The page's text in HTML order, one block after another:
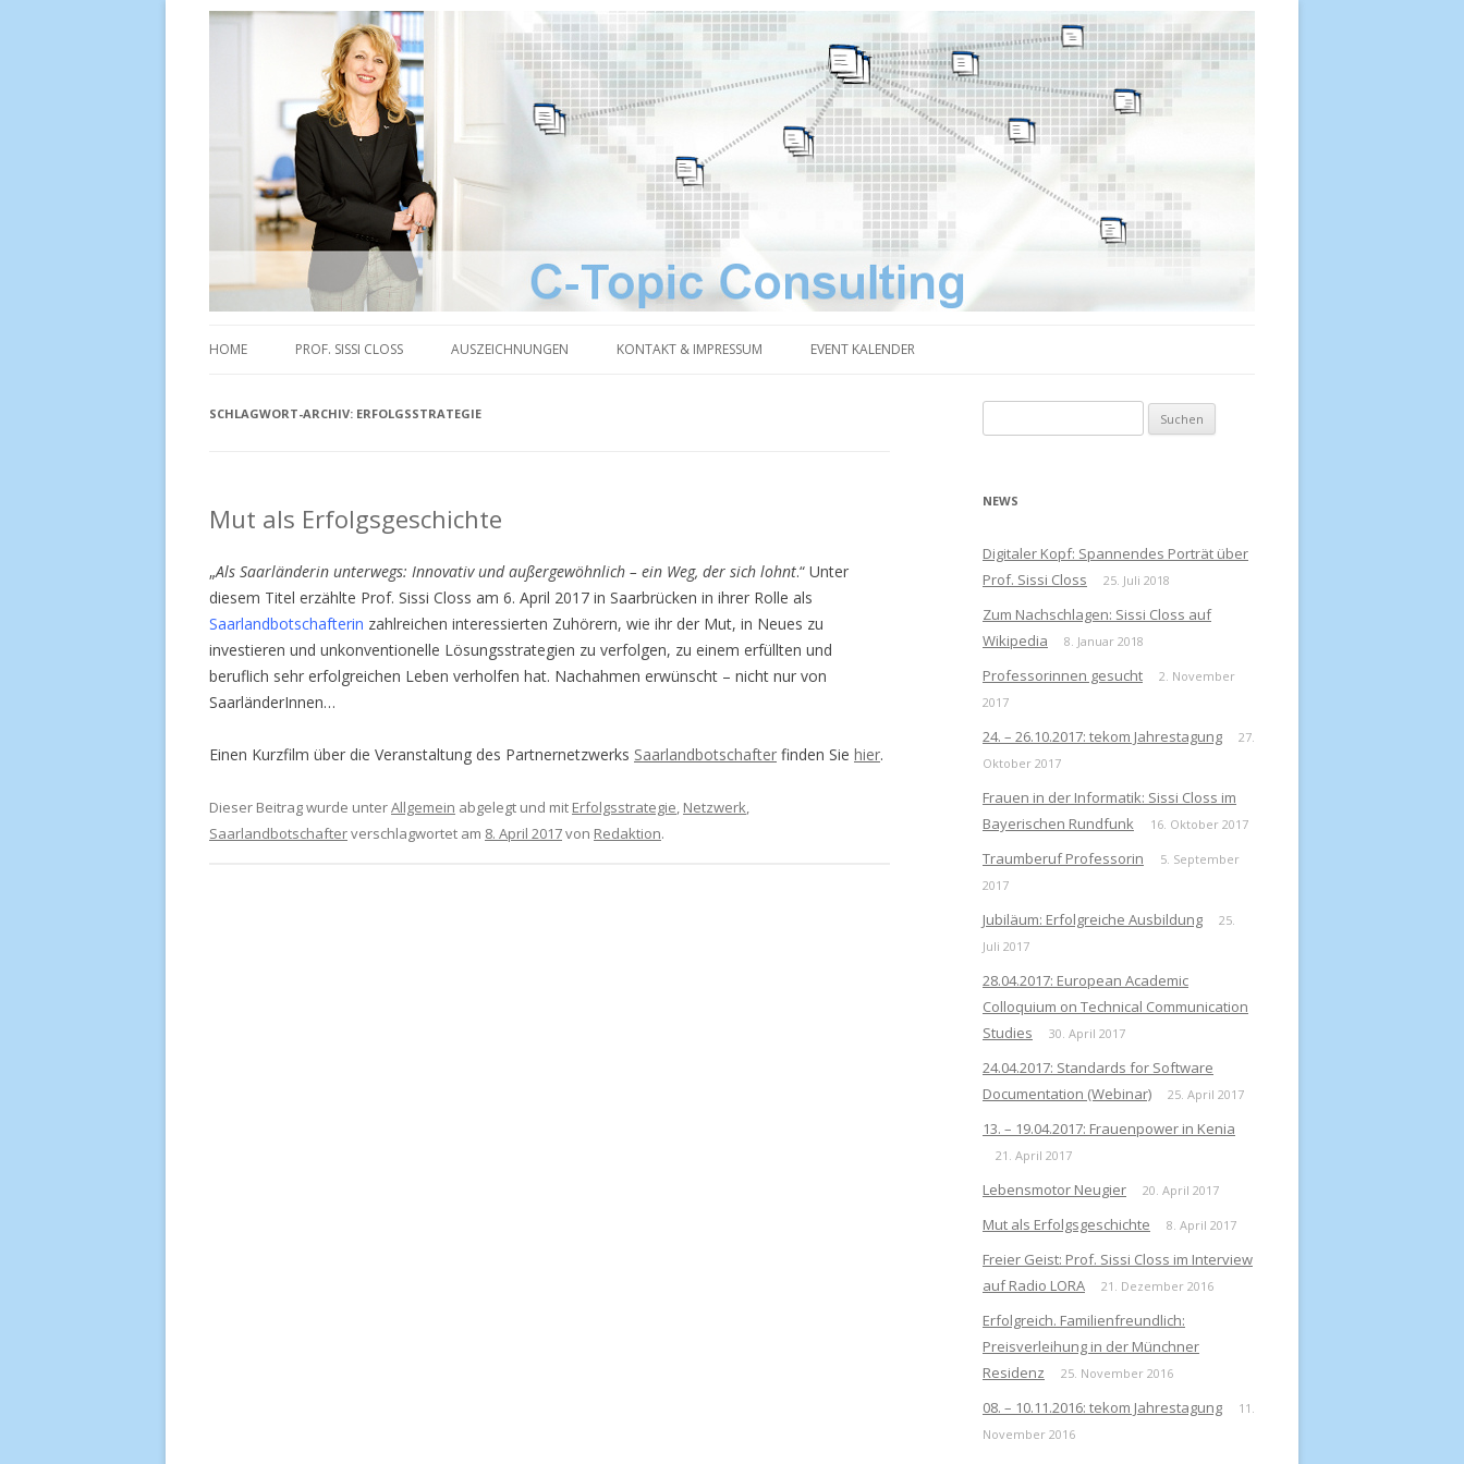
C-Topic Consulting
HOME PROF. SISSI CLOSS AUSZEICHNUNGEN KONTAKT & IMPRESSUM EVENT KALENDER
SCHLAGWORT-ARCHIV: ERFOLGSSTRATEGIE
Mut als Erfolgsgeschichte
„Als Saarländerin unterwegs: Innovativ und außergewöhnlich – ein Weg, der sich lohnt.“ Unter
diesem Titel erzählte Prof. Sissi Closs am 6. April 2017 in Saarbrücken in ihrer Rolle als
Saarlandbotschafterin zahlreichen interessierten Zuhörern, wie ihr der Mut, in Neues zu
investieren und unkonventionelle Lösungsstrategien zu verfolgen, zu einem erfüllten und
beruflich sehr erfolgreichen Leben verholfen hat. Nachahmen erwünscht – nicht nur von
SaarländerInnen…
Einen Kurzfilm über die Veranstaltung des Partnernetzwerks Saarlandbotschafter finden Sie hier.
Dieser Beitrag wurde unterAllgemein abgelegt und mit Erfolgsstrategie, Netzwerk,
Saarlandbotschafterverschlagwortet am 8. April 2017von Redaktion.
NEWS
Digitaler Kopf: Spannendes Porträt über
Prof. Sissi Closs
25. Juli 2018
Zum Nachschlagen: Sissi Closs auf
Wikipedia
8. Januar 2018
Professorinnen gesucht
2. November
2017
24. – 26.10.2017: tekom Jahrestagung
27.
Oktober 2017
Frauen in der Informatik: Sissi Closs im
Bayerischen Rundfunk
16. Oktober 2017
Traumberuf Professorin
5. September
2017
Jubiläum: Erfolgreiche Ausbildung
25.
Juli 2017
28.04.2017: European Academic
Colloquium on Technical Communication
Studies
30. April 2017
24.04.2017: Standards for Software
Documentation (Webinar)
25. April 2017
13. – 19.04.2017: Frauenpower in Kenia
21. April 2017
Lebensmotor Neugier 20. April 2017
Mut als Erfolgsgeschichte 8. April 2017
Freier Geist: Prof. Sissi Closs im Interview
auf Radio LORA
21. Dezember 2016
Erfolgreich. Familienfreundlich:
Preisverleihung in der Münchner
Residenz
25. November 2016
08. – 10.11.2016: tekom Jahrestagung
11.
November 2016